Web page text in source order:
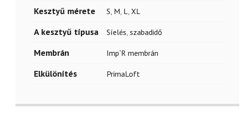
Kesztyű mérete S, M, L, XL
A kesztyű típusa Síelés, szabadidő
Membrán Imp`R membrán
Elkülönítés PrimaLoft